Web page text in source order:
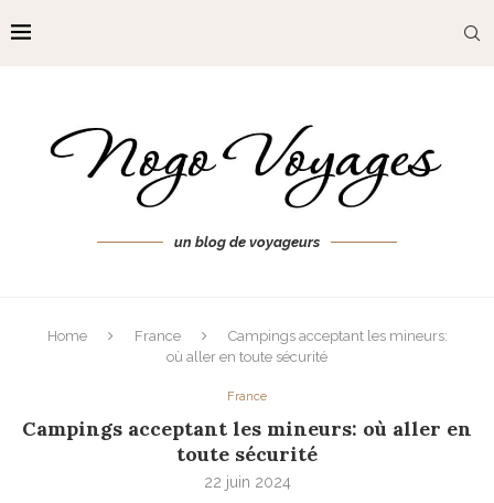
un blog de voyageurs
Home France
Campings acceptant les mineurs:
où aller en toute sécurité
France
Campings acceptant les mineurs: où aller en
toute sécurité
22 juin 2024